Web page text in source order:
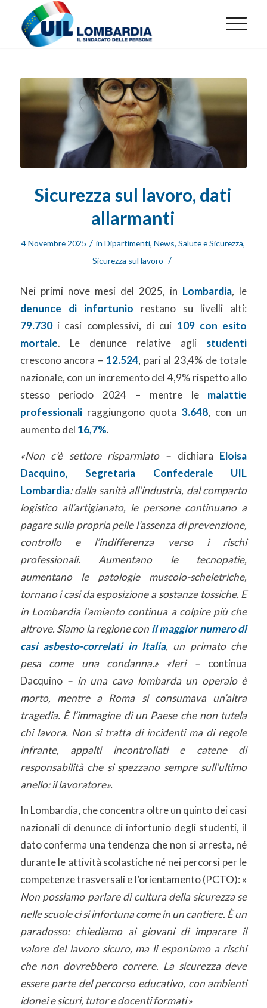
Sicurezza sul lavoro, dati
allarmanti
4 Novembre 2025 / inDipartimenti,News,Salute e Sicurezza,
Sicurezza sul lavoro /
Nei primi nove mesi del 2025, in Lombardia, le
denunce di infortunio restano su livelli alti:
79.730i casi complessivi, di cui 109 con esito
mortale. Le denunce relative agli studenti
crescono ancora – 12.524, pari al 23,4% de totale
nazionale, con un incremento del 4,9% rispetto allo
stesso periodo 2024 – mentre le malattie
professionaliraggiungono quota 3.648, con un
aumento del 16,7%.
«Non c’è settore risparmiato – dichiara Eloisa
Dacquino, Segretaria Confederale UIL
Lombardia: dalla sanità all’industria, dal comparto
logistico all’artigianato, le persone continuano a
pagare sulla propria pelle l’assenza di prevenzione,
controllo e l’indifferenza verso i rischi
professionali. Aumentano le tecnopatie,
aumentano le patologie muscolo-scheletriche,
tornano i casi da esposizione a sostanze tossiche. E
in Lombardia l’amianto continua a colpire più che
altrove. Siamo la regione con il maggior numero di
casi asbesto-correlati in Italia, un primato che
pesa come una condanna.» «Ieri – continua
Dacquino– in una cava lombarda un operaio è
morto, mentre a Roma si consumava un’altra
tragedia. È l’immagine di un Paese che non tutela
chi lavora. Non si tratta di incidenti ma di regole
infrante, appalti incontrollati e catene di
responsabilità che si spezzano sempre sull’ultimo
anello: il lavoratore».
In Lombardia, che concentra oltre un quinto dei casi
nazionali di denunce di infortunio degli studenti, il
dato conferma una tendenza che non si arresta, né
durante le attività scolastiche né nei percorsi per le
competenze trasversali e l’orientamento (PCTO): «
Non possiamo parlare di cultura della sicurezza se
nelle scuole ci si infortuna come in un cantiere. È un
paradosso: chiediamo ai giovani di imparare il
valore del lavoro sicuro, ma li esponiamo a rischi
che non dovrebbero correre. La sicurezza deve
essere parte del percorso educativo, con ambienti
idonei e sicuri, tutor e docenti formati»